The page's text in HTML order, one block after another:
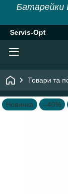
Батарейки
Servis-Opt
Товари та
Новинка –40%